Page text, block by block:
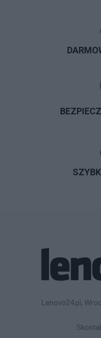
Lenovo24.pl,